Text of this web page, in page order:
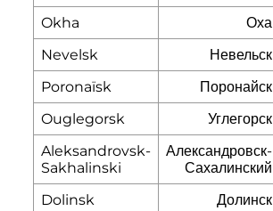
Okha
Оха
Nevelsk
Невельск
Poronaïsk
Поронайск
Ouglegorsk
Углегорск
Aleksandrovsk-
Sakhalinski
Александровск-
Сахалинский
Dolinsk Долинск